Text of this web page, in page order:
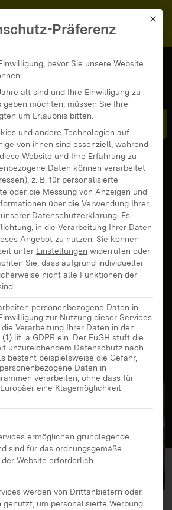
MENÜ
News und Beiträge
Schule – 10 Fragen und mögliche Antworten
an der
10 Fragen
mit Schule und
dieser Frage beschäftigten
Podiumsdiskussion im
Sollte sich die
„Games“ öffnen? Darüber
Lehrer, Elternvertreter und
den Zuhörern.
Mit
Präferenz
bevor Sie unsere Website
alt sind und Ihre Einwilligung zu
möchten, müssen Sie Ihre
um Erlaubnis bitten.
und andere Technologien auf
von ihnen sind essenziell, während
Website und Ihre Erfahrung zu
Daten können verarbeitet
z. B. für personalisierte
oder die Messung von Anzeigen und
über die Verwendung Ihrer
Datenschutzerklärung Es
in die Verarbeitung Ihrer Daten
Angebot zu nutzen. Sie können
unter Einstellungen widerrufen oder
Sie, dass aufgrund individueller
nicht alle Funktionen der
personenbezogene Daten in
zur Nutzung dieser Services
Verarbeitung Ihrer Daten in den
lit. a GDPR ein. Der EuGH stuft die
unzureichendem Datenschutz nach
besteht beispielsweise die Gefahr,
Daten in
verarbeiten, ohne dass für
eine Klagemöglichkeit
der Service-Gruppen, für die eine
ermöglichen grundlegende
sind für das ordnungsgemäße
Website erforderlich.
werden von Drittanbietern oder
genutzt, um personalisierte Werbung